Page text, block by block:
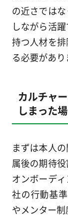
の近さでは
しながら活
持つ人材を
る必要があり
カルチャ
しまった
まずは本人
属後の期待
オンボーデ
社の行動基
やメンター制